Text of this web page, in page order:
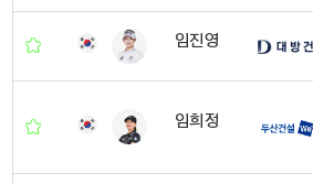
임진영
임희정